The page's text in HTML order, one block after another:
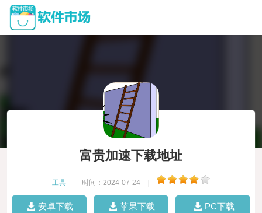
富贵加速下载地址
工具 时间：2024-07-24
安卓下载 苹果下载 PC下载